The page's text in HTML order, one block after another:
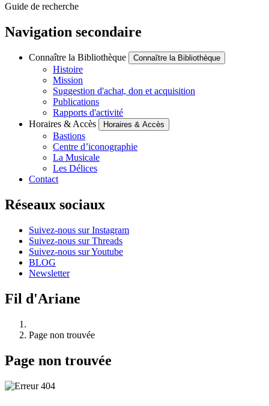
Guide de recherche
Navigation secondaire
Connaître la Bibliothèque Connaître la Bibliothèque
Histoire
Mission
Suggestion d'achat, don et acquisition
Publications
Rapports d'activité
Horaires & Accès
Horaires & Accès
Bastions
Centre d’iconographie
La Musicale
Les Délices
Contact
Réseaux sociaux
Suivez-nous sur Instagram
Suivez-nous sur Threads
Suivez-nous sur Youtube
BLOG
Newsletter
Fil d'Ariane
Page non trouvée
Page non trouvée